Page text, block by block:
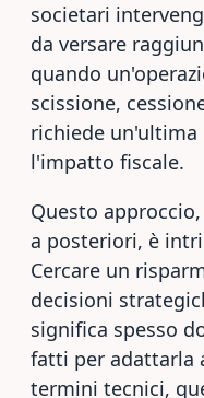
societari
da versare
quando
scissione,
richiede
l'impatto fiscale.
Questo
a posteriori, è
Cercare un
decisioni
significa spesso
fatti per adattarla
termini tecnici,